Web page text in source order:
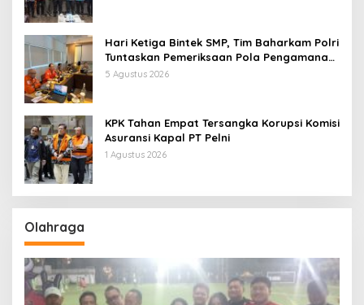
Hari Ketiga Bintek SMP, Tim Baharkam Polri
Tuntaskan Pemeriksaan Pola Pengamanan
Pertamina Patra Niaga Jabar
5 Agustus 2026
KPK Tahan Empat Tersangka Korupsi Komisi
Asuransi Kapal PT Pelni
1 Agustus 2026
Olahraga